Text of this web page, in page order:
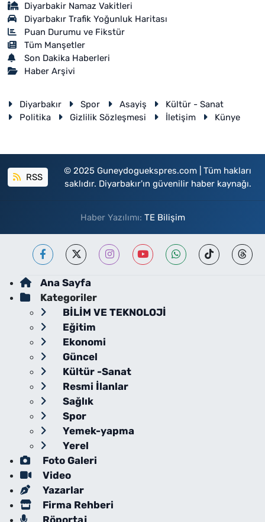
Diyarbakir Namaz Vakitleri
Diyarbakır Trafik Yoğunluk Haritası
Puan Durumu ve Fikstür
Tüm Manşetler
Son Dakika Haberleri
Haber Arşivi
Diyarbakır Spor Asayiş
Kültür - Sanat
Politika
Gizlilik Sözleşmesi İletişim Künye
RSS
© 2025 Guneydoguekspres.com | Tüm hakları
saklıdır. Diyarbakır'ın güvenilir haber kaynağı.
Haber Yazılımı: TE Bilişim
Ana Sayfa
Kategoriler
BİLİM VE TEKNOLOJİ
Eğitim
Ekonomi
Güncel
Kültür -Sanat
Resmi İlanlar
Sağlık
Spor
Yemek-yapma
Yerel
Foto Galeri
Video
Yazarlar
Firma Rehberi
Röportaj